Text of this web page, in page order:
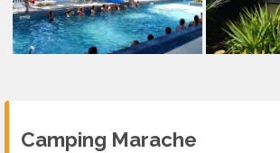
Camping Marache